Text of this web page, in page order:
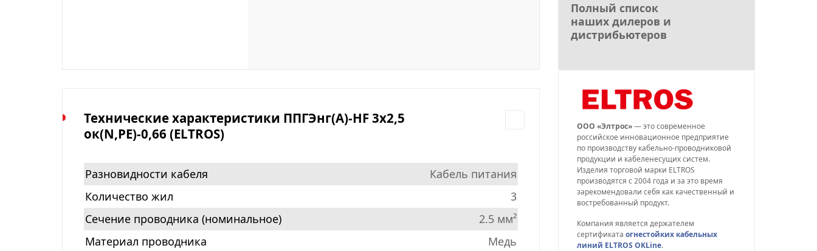
Полный список
наших дилеров и
дистрибьютеров
Технические характеристики ППГЭнг(А)-HF 3х2,5
ок(N,PE)-0,66 (ELTROS)
Разновидности кабеля
Кабель питания
Количество жил
3
Сечение проводника (номинальное)
2.5 мм²
Материал проводника
Медь
ООО «Элтрос»— это современное
российское инновационное предприятие
по производству кабельно-проводниковой
продукции и кабеленесущих систем.
Изделия торговой марки ELTROS
производятся с 2004 года и за это время
зарекомендовали себя как качественный и
востребованный продукт.
Компания является держателем
сертификатаогнестойких кабельных
линий ELTROS OKLine.